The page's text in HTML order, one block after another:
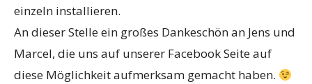
einzeln installieren.
An dieser Stelle ein großes Dankeschön an Jens und
Marcel, die uns auf unserer Facebook Seite auf
diese Möglichkeit aufmerksam gemacht haben.